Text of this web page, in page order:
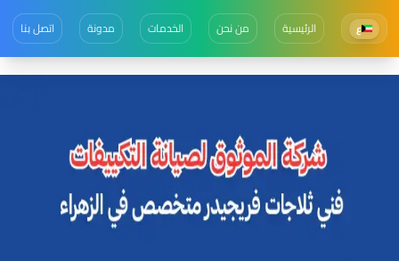
ع الرئيسية من نحن الخدمات مدونة اتصل بنا